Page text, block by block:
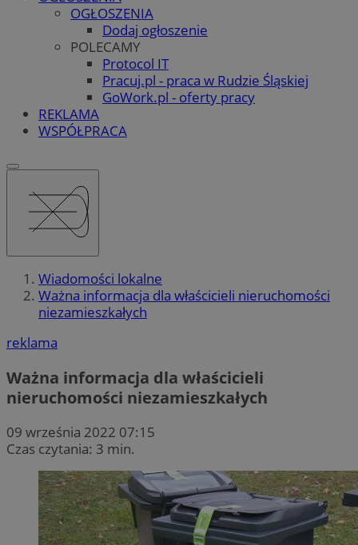
OGŁOSZENIA
Dodaj ogłoszenie
POLECAMY
Protocol IT
Pracuj.pl - praca w Rudzie Śląskiej
GoWork.pl - oferty pracy
REKLAMA
WSPÓŁPRACA
Wiadomości lokalne
Ważna informacja dla właścicieli nieruchomości
niezamieszkałych
reklama
Ważna informacja dla właścicieli
nieruchomości niezamieszkałych
09 września 2022 07:15
Czas czytania: 3 min.